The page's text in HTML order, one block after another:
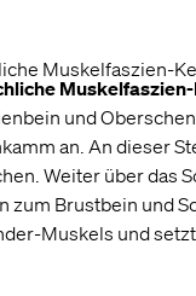
und
an. An dieser
Weiter über das
zum Brustbein und
Muskels und